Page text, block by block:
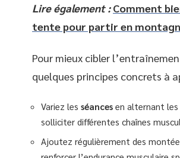
Lire également : Comment
tente pour partir en
Pour mieux cibler
quelques principes concrets à
Variez les séances en alternant
solliciter différentes chaînes
Ajoutez régulièrement des